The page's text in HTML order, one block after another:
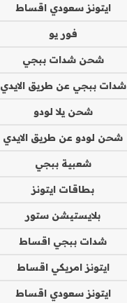
ايتونز سعودي اقساط
فور يو
شحن شدات ببجي
شدات ببجي عن طريق الايدي
شحن يلا لودو
شحن لودو عن طريق الايدي
شعبية ببجي
بطاقات ايتونز
بلايستيشن ستور
شدات ببجي اقساط
ايتونز امريكي اقساط
ايتونز سعودي اقساط